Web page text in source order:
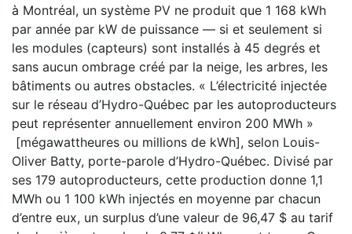
à Montréal, un système PV ne produit que 1 168 kWh
par année par kW de puissance — si et seulement si
les modules (capteurs) sont installés à 45 degrés et
sans aucun ombrage créé par la neige, les arbres, les
bâtiments ou autres obstacles. « L’électricité injectée
sur le réseau d’Hydro-Québec par les autoproducteurs
peut représenter annuellement environ 200 MWh »
[mégawattheures ou millions de kWh], selon Louis-
Oliver Batty, porte-parole d’Hydro-Québec. Divisé par
ses 179 autoproducteurs, cette production donne 1,1
MWh ou 1 100 kWh injectés en moyenne par chacun
d’entre eux, un surplus d’une valeur de 96,47 $ au tarif